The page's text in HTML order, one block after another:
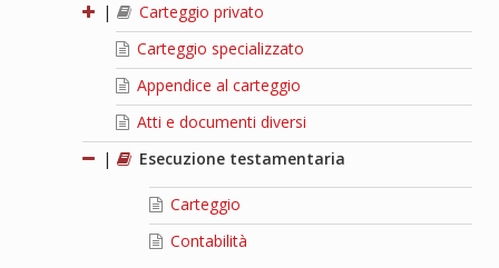
|
Carteggio privato
Carteggio specializzato
Appendice al carteggio
Atti e documenti diversi
|
Esecuzione testamentaria
Carteggio
Contabilità